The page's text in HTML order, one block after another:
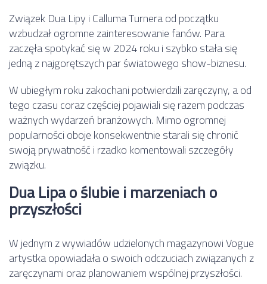
Związek Dua Lipy i Calluma Turnera od początku
wzbudzał ogromne zainteresowanie fanów. Para
zaczęła spotykać się w 2024 roku i szybko stała się
jedną z najgorętszych par światowego show-biznesu.
W ubiegłym roku zakochani potwierdzili zaręczyny, a od
tego czasu coraz częściej pojawiali się razem podczas
ważnych wydarzeń branżowych. Mimo ogromnej
popularności oboje konsekwentnie starali się chronić
swoją prywatność i rzadko komentowali szczegóły
związku.
Dua Lipa o ślubie i marzeniach o
przyszłości
W jednym z wywiadów udzielonych magazynowiVogue
artystka opowiadała o swoich odczuciach związanych z
zaręczynami oraz planowaniem wspólnej przyszłości.